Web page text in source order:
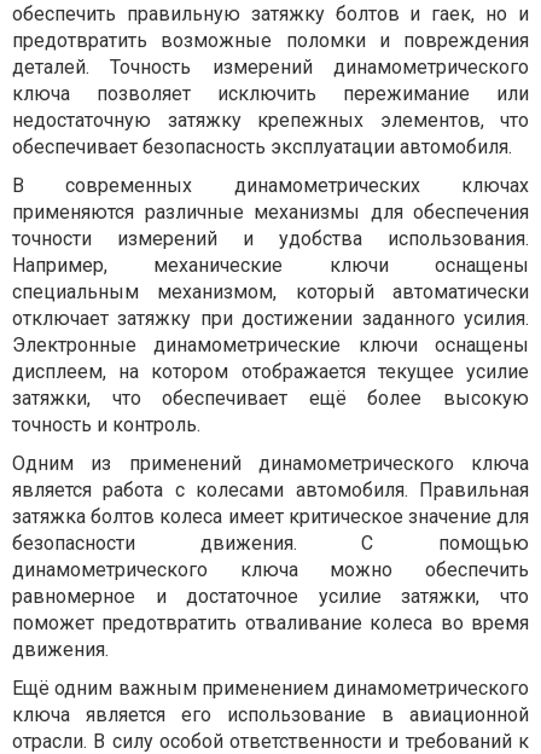
обеспечить правильную затяжку болтов и гаек, но и
предотвратить возможные поломки и повреждения
деталей. Точность измерений динамометрического
ключа позволяет исключить пережимание или
недостаточную затяжку крепежных элементов, что
обеспечивает безопасность эксплуатации автомобиля.
В современных динамометрических ключах
применяются различные механизмы для обеспечения
точности измерений и удобства использования.
Например, механические ключи оснащены
специальным механизмом, который автоматически
отключает затяжку при достижении заданного усилия.
Электронные динамометрические ключи оснащены
дисплеем, на котором отображается текущее усилие
затяжки, что обеспечивает ещё более высокую
точность и контроль.
Одним из применений динамометрического ключа
является работа с колесами автомобиля. Правильная
затяжка болтов колеса имеет критическое значение для
безопасности движения. С помощью
динамометрического ключа можно обеспечить
равномерное и достаточное усилие затяжки, что
поможет предотвратить отваливание колеса во время
движения.
Ещё одним важным применением динамометрического
ключа является его использование в авиационной
отрасли. В силу особой ответственности и требований к